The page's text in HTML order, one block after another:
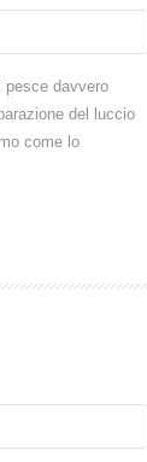
pesce davvero
del luccio
come lo